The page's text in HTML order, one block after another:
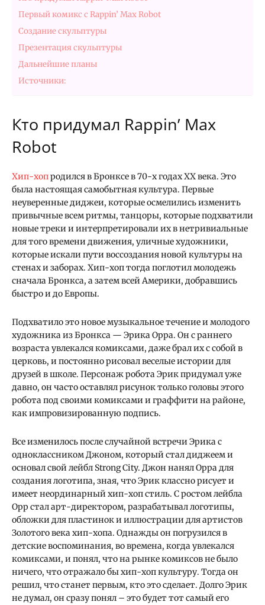
Первый комикс с Rappin’ Max Robot
Создание скульптуры
Презентация скульптуры
Дальнейшие планы
Источники:
Кто придумал Rappin’ Max
Robot
Хип-хопродился в Бронксе в 70-х годах ХХ века. Это
была настоящая самобытная культура. Первые
неуверенные диджеи, которые осмелились изменить
привычные всем ритмы, танцоры, которые подхватили
новые треки и интерпретировали их в нетривиальные
для того времени движения, уличные художники,
которые искали пути воссоздания новой культуры на
стенах и заборах. Хип-хоп тогда поглотил молодежь
сначала Бронкса, а затем всей Америки, добравшись
быстро и до Европы.
Подхватило это новое музыкальное течение и молодого
художника из Бронкса — Эрика Орра. Он с раннего
возраста увлекался комиксами, даже брал их с собой в
церковь, и постоянно рисовал веселые истории для
друзей в школе. Персонаж робота Эрик придумал уже
давно, он часто оставлял рисунок только головы этого
робота под своими комиксами и граффити на районе,
как импровизированную подпись.
Все изменилось после случайной встречи Эрика с
одноклассником Джоном, который стал диджеем и
основал свой лейбл Strong City. Джон нанял Орра для
создания логотипа, зная, что Эрик классно рисует и
имеет неординарный хип-хоп стиль. С ростом лейбла
Орр стал арт-директором, разрабатывал логотипы,
обложки для пластинок и иллюстрации для артистов
Золотого века хип-хопа. Однажды он погрузился в
детские воспоминания, во времена, когда увлекался
комиксами, и понял, что на рынке комиксов не было
ничего, что отражало бы хип-хоп культуру. Тогда он
решил, что станет первым, кто это сделает. Долго Эрик
не думал, он сразу понял – это будет тот самый его